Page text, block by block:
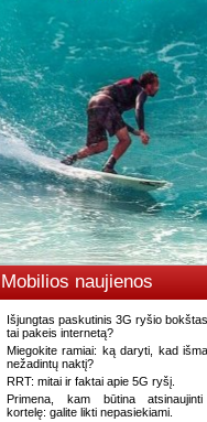
Mobilios naujienos
Išjungtas paskutinis 3G ryšio
tai pakeis internetą?
Miegokite ramiai: ką daryti, kad
nežadintų naktį?
RRT: mitai ir faktai apie 5G ryšį.
Primena, kam būtina
kortelę: galite likti nepasiekiami.